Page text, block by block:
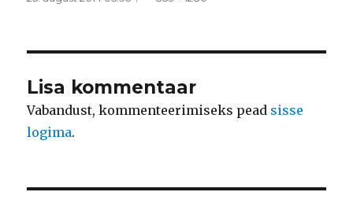
Lisa kommentaar
Vabandust, kommenteerimiseks pead sisse
logima.